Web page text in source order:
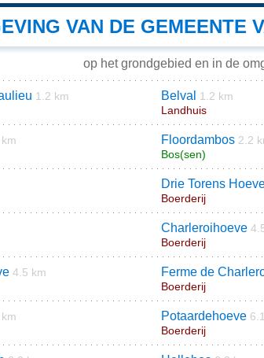
VAN DE GEMEENTE
op het grondgebied en in de
1.2 km
Belval
1.2 km
Landhuis
Floordambos 2.2
Bos(sen)
Drie Torens
Boerderij
Charleroihoeve
Boerderij
4.5 km
Ferme de
Boerderij
Potaardehoeve
Boerderij